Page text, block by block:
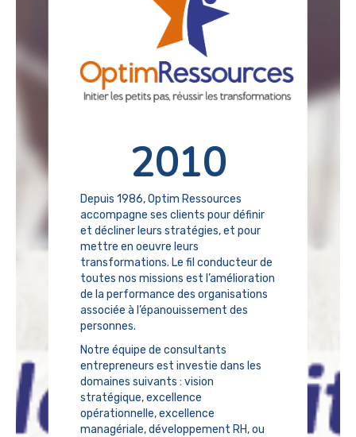
2010
Depuis 1986, Optim Ressources
accompagne ses clients pour définir
et décliner leurs stratégies, et pour
mettre en oeuvre leurs
transformations. Le fil conducteur de
toutes nos missions est l’amélioration
de la performance des organisations
associée à l’épanouissement des
personnes.
Notre équipe de consultants
entrepreneurs est investie dans les
domaines suivants : vision
stratégique, excellence
opérationnelle, excellence
managériale, développement RH, ou